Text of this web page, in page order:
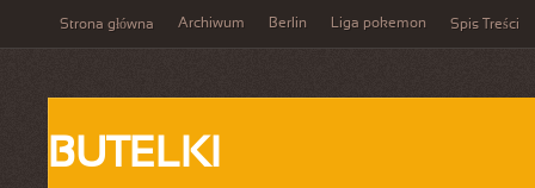
Strona główna Archiwum Berlin Liga pokemon Spis Treści
BUTELKI